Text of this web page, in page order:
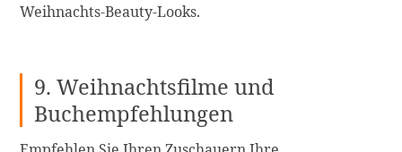
Weihnachts-Beauty-Looks.
9. Weihnachtsfilme und
Buchempfehlungen